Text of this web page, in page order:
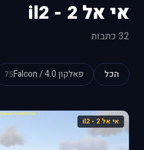
אי אל 2 - il2
32 כתבות
הכל פאלקון 4.0 / Falcon 75
אי אל 2 - il2